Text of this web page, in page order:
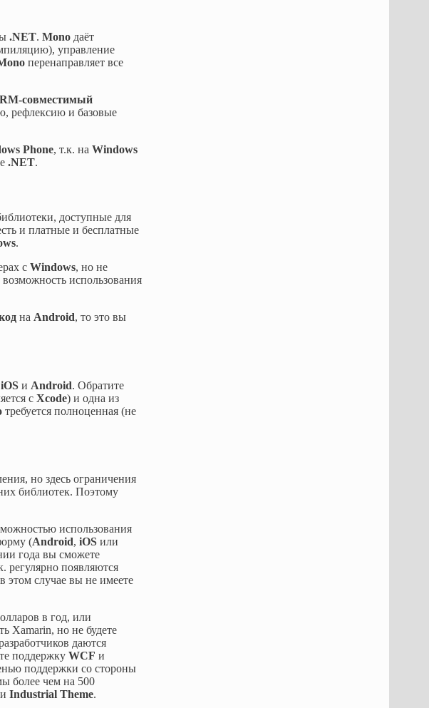
.NET. Mono даёт
управление
перенаправляет все
совместимый
рефлексию и базовые
Phone, т.к. на Windows
.NET.
доступные для
и платные и бесплатные
.
с Windows, но не
использования
на Android, то это вы
iOS и Android. Обратите
с Xcode) и одна из
требуется полноценная (не
но здесь ограничения
библиотек. Поэтому
использования
(Android, iOS или
года вы сможете
регулярно появляются
этом случае вы не имеете
в год, или
Xamarin, но не будете
даются
поддержку WCF и
поддержки со стороны
более чем на 500
и Industrial Theme.